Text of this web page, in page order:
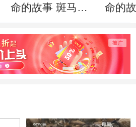
命的故事 斑马牛
动物带来一场盛宴
命的
千里